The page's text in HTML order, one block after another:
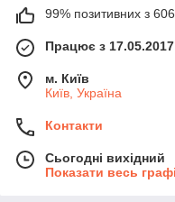
99% позитивних з 606
Працює з 17.05.2017
м. Київ
Київ, Україна
Контакти
Сьогодні вихідний
Показати весь